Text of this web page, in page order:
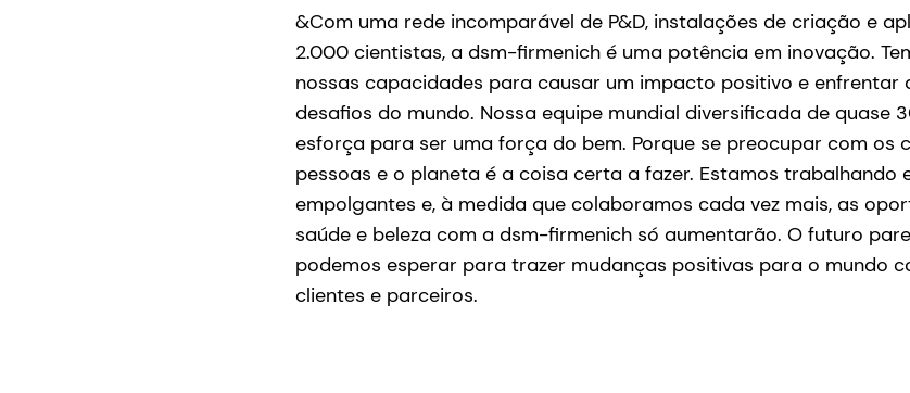
&Com uma rede incomparável de P&D, instalações de criação e
2.000 cientistas, a dsm-firmenich é uma potência em inovação.
nossas capacidades para causar um impacto positivo e enfrentar
desafios do mundo. Nossa equipe mundial diversificada de quase
esforça para ser uma força do bem. Porque se preocupar com os
pessoas e o planeta é a coisa certa a fazer. Estamos trabalhando
empolgantes e, à medida que colaboramos cada vez mais, as
saúde e beleza com a dsm-firmenich só aumentarão. O futuro
podemos esperar para trazer mudanças positivas para o mundo
clientes e parceiros.